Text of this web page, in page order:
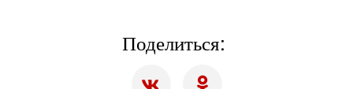
Поделиться: